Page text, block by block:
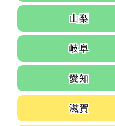
山梨
岐阜
愛知
滋賀